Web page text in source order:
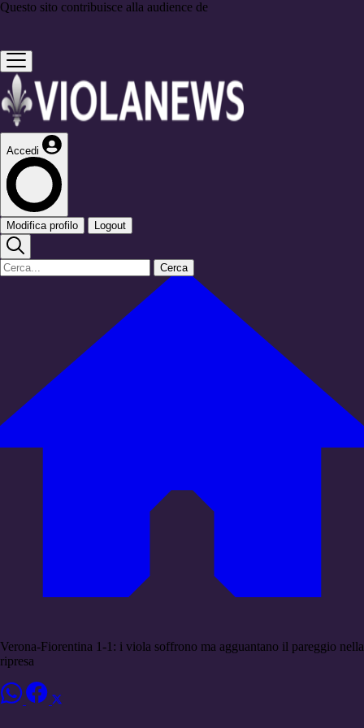
Questo sito contribuisce alla audience de
Accedi
Modifica profilo Logout
Cerca
Verona-Fiorentina 1-1: i viola soffrono ma agguantano il pareggio nella
ripresa